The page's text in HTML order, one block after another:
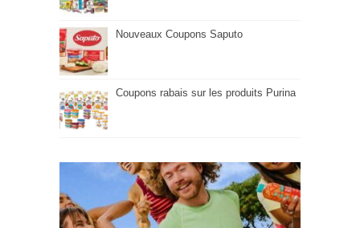
Nouveaux Coupons Saputo
Coupons rabais sur les produits Purina